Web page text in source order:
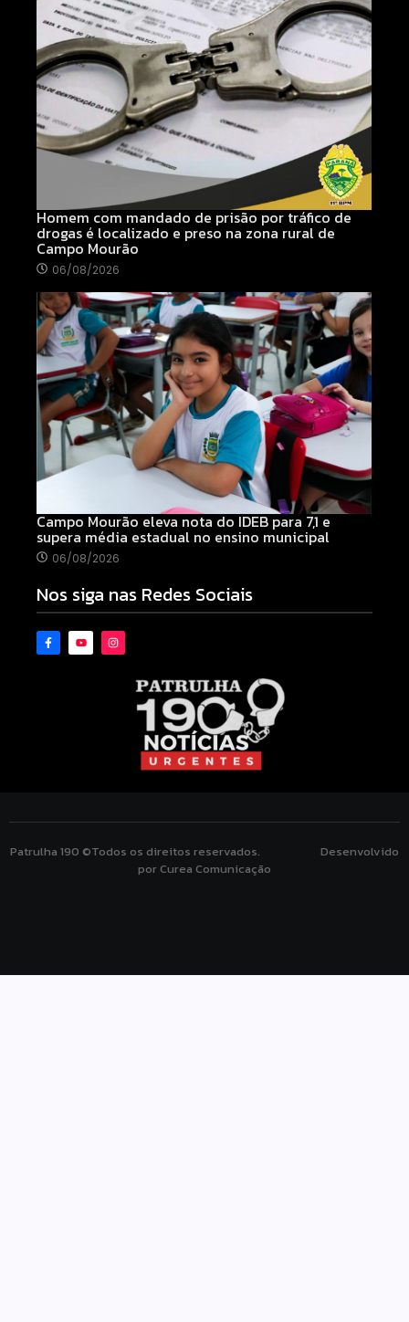
Homem com mandado de prisão por tráfico de
drogas é localizado e preso na zona rural de
Campo Mourão
06/08/2026
Campo Mourão eleva nota do IDEB para 7,1 e
supera média estadual no ensino municipal
06/08/2026
Nos siga nas Redes Sociais
Patrulha 190 ©Todos os direitos reservados. Desenvolvido
por Curea Comunicação